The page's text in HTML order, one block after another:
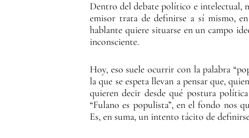
Dentro del debate político e intelectual,
emisor trata de definirse a sí mismo,
hablante quiere situarse en un campo
inconsciente.
Hoy, eso suele ocurrir con la palabra
la que se espeta llevan a pensar que,
quieren decir desde qué postura
“Fulano es populista”, en el fondo nos
Es, en suma, un intento tácito de